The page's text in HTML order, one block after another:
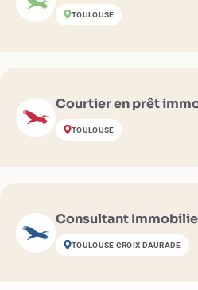
TOULOUSE
Courtier en prêt
TOULOUSE
Consultant
TOULOUSE CROIX DAURADE